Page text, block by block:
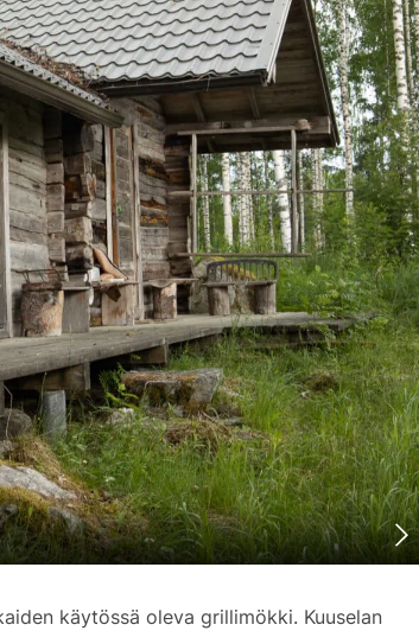
käytössä oleva grillimökki. Kuuselan